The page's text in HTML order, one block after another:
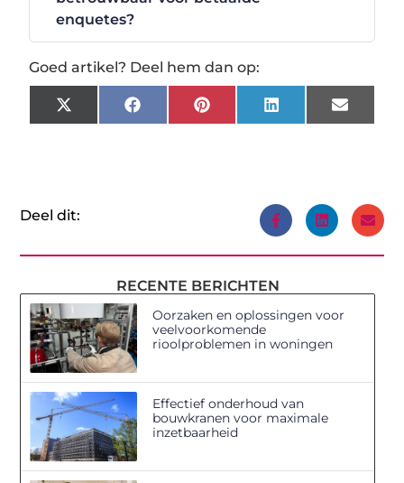
enquetes?
Goed artikel? Deel hem dan op:
X
(Twitter)
FacebookPinterestLinkedInEmail
Deel dit:
RECENTE BERICHTEN
Oorzaken en oplossingen voor
veelvoorkomende
rioolproblemen in woningen
Effectief onderhoud van
bouwkranen voor maximale
inzetbaarheid